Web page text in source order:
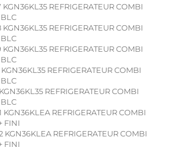
REFRIGERATEUR COMBI
REFRIGERATEUR COMBI
REFRIGERATEUR COMBI
REFRIGERATEUR COMBI
REFRIGERATEUR COMBI
KGN36KLEA REFRIGERATEUR COMBI
FINI
KGN36KLEA REFRIGERATEUR COMBI
FINI